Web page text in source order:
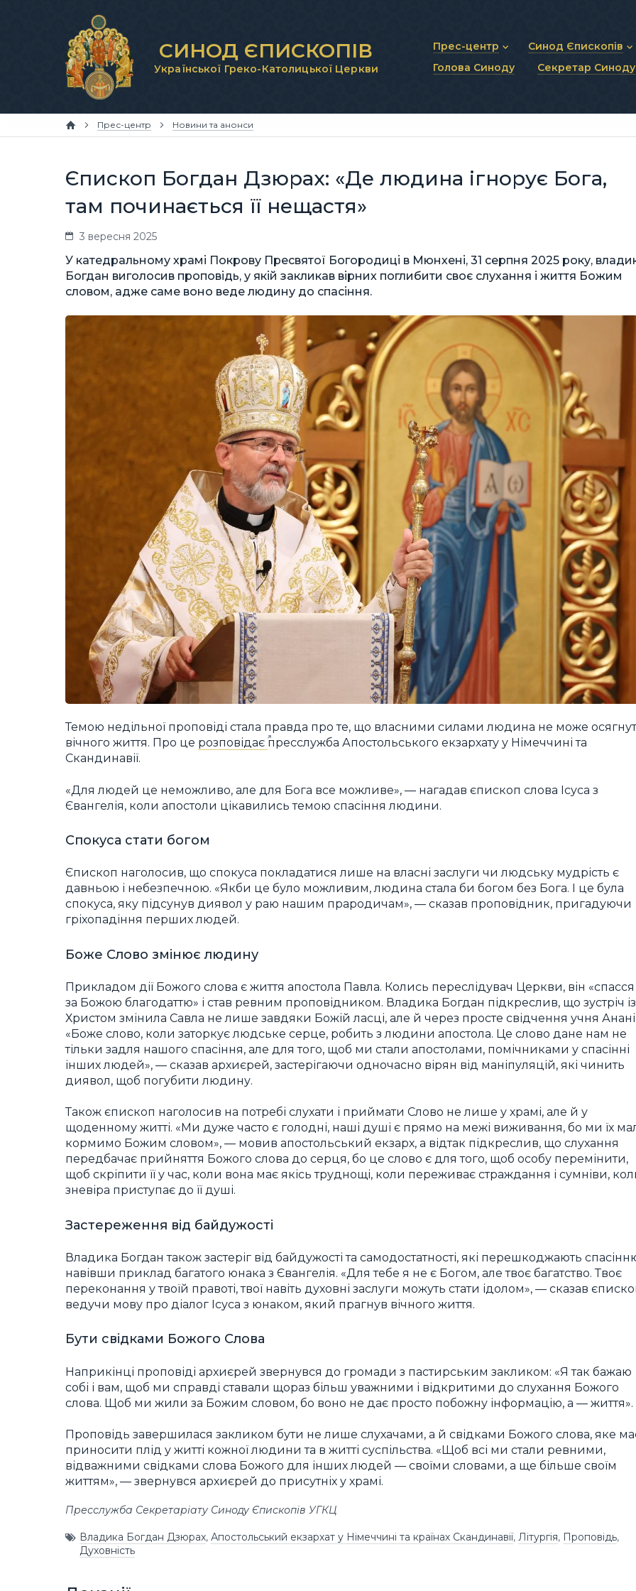
СИНОД ЄПИСКОПІВ
Української Греко-Католицької Церкви
Прес-центр
Новини та анонси
Синод Єпископів
Статут Синоду
Синодальні органи
Голова Синоду Секретар Синоду
Прес-центр Новини та анонси
Єпископ Богдан Дзюрах: «Де людина ігнорує Бога,
там починається її нещастя»
3 вересня 2025
У катедральному храмі Покрову Пресвятої Богородиці в Мюнхені, 31 серпня 2025 року,
Богдан виголосив проповідь, у якій закликав вірних поглибити своє слухання і життя Божим
словом, адже саме воно веде людину до спасіння.
Темою недільної проповіді стала правда про те, що власними силами людина не може
вічного життя. Про це розповідаєпресслужба Апостольського екзархату у Німеччині та
Скандинавії.
«Для людей це неможливо, але для Бога все можливе», — нагадав єпископ слова Ісуса з
Євангелія, коли апостоли цікавились темою спасіння людини.
Спокуса стати богом
Єпископ наголосив, що спокуса покладатися лише на власні заслуги чи людську мудрість є
давньою і небезпечною. «Якби це було можливим, людина стала би богом без Бога. І це була
спокуса, яку підсунув диявол у раю нашим прародичам», — сказав проповідник, пригадуючи
гріхопадіння перших людей.
Боже Слово змінює людину
Прикладом дії Божого слова є життя апостола Павла. Колись переслідувач Церкви, він «спасся
за Божою благодаттю» і став ревним проповідником. Владика Богдан підкреслив, що зустріч із
Христом змінила Савла не лише завдяки Божій ласці, але й через просте свідчення учня
«Боже слово, коли заторкує людське серце, робить з людини апостола. Це слово дане нам не
тільки задля нашого спасіння, але для того, щоб ми стали апостолами, помічниками у спасінні
інших людей», — сказав архиєрей, застерігаючи одночасно вірян від маніпуляцій, які чинить
диявол, щоб погубити людину.
Також єпископ наголосив на потребі слухати і приймати Слово не лише у храмі, але й у
щоденному житті. «Ми дуже часто є голодні, наші душі є прямо на межі виживання, бо ми їх
кормимо Божим словом», — мовив апостольський екзарх, а відтак підкреслив, що слухання
передбачає прийняття Божого слова до серця, бо це слово є для того, щоб особу перемінити,
щоб скріпити її у час, коли вона має якісь труднощі, коли переживає страждання і сумніви,
зневіра приступає до її душі.
Застереження від байдужості
Владика Богдан також застеріг від байдужості та самодостатності, які перешкоджають
навівши приклад багатого юнака з Євангелія. «Для тебе я не є Богом, але твоє багатство. Твоє
переконання у твоїй правоті, твої навіть духовні заслуги можуть стати ідолом», — сказав
ведучи мову про діалог Ісуса з юнаком, який прагнув вічного життя.
Бути свідками Божого Слова
Наприкінці проповіді архиєрей звернувся до громади з пастирським закликом: «Я так бажаю
собі і вам, щоб ми справді ставали щораз більш уважними і відкритими до слухання Божого
слова. Щоб ми жили за Божим словом, бо воно не дає просто побожну інформацію, а — життя».
Проповідь завершилася закликом бути не лише слухачами, а й свідками Божого слова, яке
приносити плід у житті кожної людини та в житті суспільства. «Щоб всі ми стали ревними,
відважними свідками слова Божого для інших людей — своїми словами, а ще більше своїм
життям», — звернувся архиєрей до присутніх у храмі.
Пресслужба Секретаріату Синоду Єпископів УГКЦ
Владика Богдан Дзюрах, Апостольський екзархат у Німеччині та країнах Скандинавії, Літургія, Проповідь,
Духовність